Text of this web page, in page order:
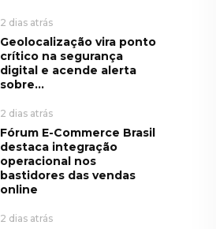
2 dias atrás
Geolocalização vira ponto
crítico na segurança
digital e acende alerta
sobre...
2 dias atrás
Fórum E-Commerce Brasil
destaca integração
operacional nos
bastidores das vendas
online
2 dias atrás